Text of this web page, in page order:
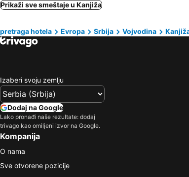
Prikaži sve smeštaje u Kanjiža
pretraga hotela Evropa Srbija Vojvodina
Izaberi svoju zemlju
Dodaj na Google
Lako pronađi naše rezultate: dodaj
trivago kao omiljeni izvor na Google.
Kompanija
O nama
Sve otvorene pozicije